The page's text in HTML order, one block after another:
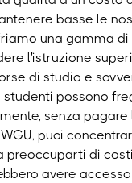
basse le
una gamma di
l'istruzione
di studio e
studenti possono
senza pagare
puoi
preoccuparti di
avere